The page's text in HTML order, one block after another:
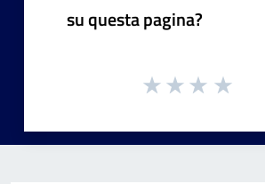
su questa pagina?